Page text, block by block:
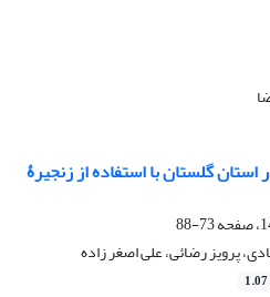
گلستان با استفاده از زنجیرۀ
73-88
پرویز رضائی، علی اصغر زاده